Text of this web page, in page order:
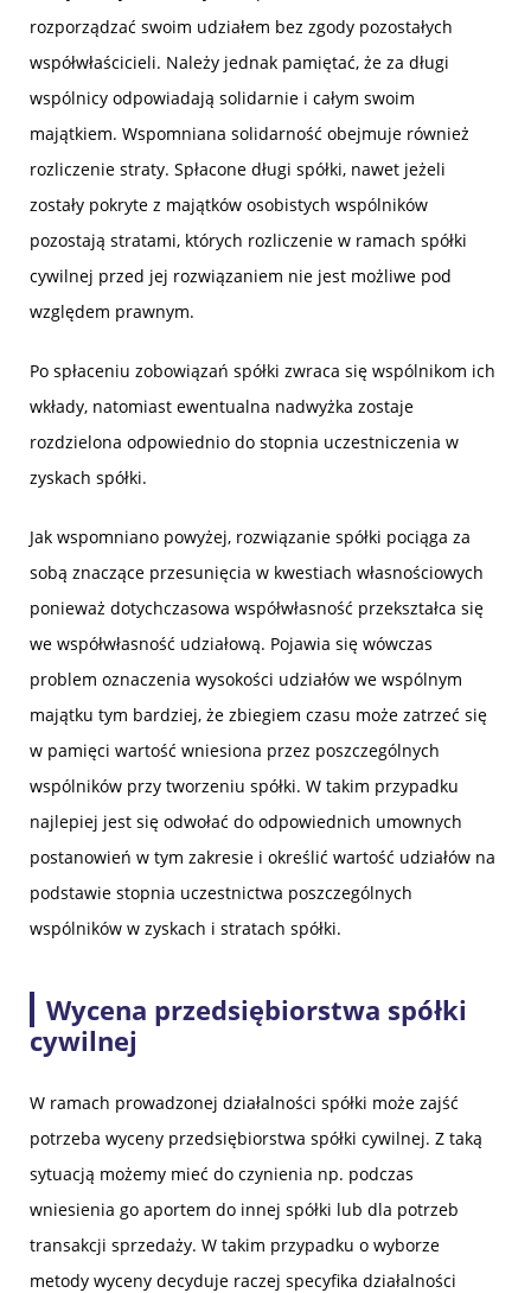
rozporządzać swoim udziałem bez zgody pozostałych
współwłaścicieli. Należy jednak pamiętać, że za długi
wspólnicy odpowiadają solidarnie i całym swoim
majątkiem. Wspomniana solidarność obejmuje również
rozliczenie straty. Spłacone długi spółki, nawet jeżeli
zostały pokryte z majątków osobistych wspólników
pozostają stratami, których rozliczenie w ramach spółki
cywilnej przed jej rozwiązaniem nie jest możliwe pod
względem prawnym.
Po spłaceniu zobowiązań spółki zwraca się wspólnikom ich
wkłady, natomiast ewentualna nadwyżka zostaje
rozdzielona odpowiednio do stopnia uczestniczenia w
zyskach spółki.
Jak wspomniano powyżej, rozwiązanie spółki pociąga za
sobą znaczące przesunięcia w kwestiach własnościowych
ponieważ dotychczasowa współwłasność przekształca się
we współwłasność udziałową. Pojawia się wówczas
problem oznaczenia wysokości udziałów we wspólnym
majątku tym bardziej, że zbiegiem czasu może zatrzeć się
w pamięci wartość wniesiona przez poszczególnych
wspólników przy tworzeniu spółki. W takim przypadku
najlepiej jest się odwołać do odpowiednich umownych
postanowień w tym zakresie i określić wartość udziałów na
podstawie stopnia uczestnictwa poszczególnych
wspólników w zyskach i stratach spółki.
Wycena przedsiębiorstwa spółki
cywilnej
W ramach prowadzonej działalności spółki może zajść
potrzeba wyceny przedsiębiorstwa spółki cywilnej. Z taką
sytuacją możemy mieć do czynienia np. podczas
wniesienia go aportem do innej spółki lub dla potrzeb
transakcji sprzedaży. W takim przypadku o wyborze
metody wyceny decyduje raczej specyfika działalności